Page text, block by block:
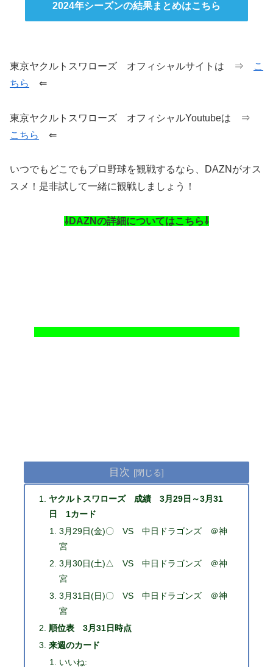
2024年シーズンの結果まとめはこちら
東京ヤクルトスワローズ オフィシャルサイトは ⇒
こ
ちら
⇐
東京ヤクルトスワローズ オフィシャルYoutubeは ⇒
こちら
⇐
いつでもどこでもプロ野球を観戦するなら、DAZNがオス
スメ！是非試して一緒に観戦しましょう！
⇩DAZNの詳細についてはこちら⇩
目次
ヤクルトスワローズ 成績 3月29日～3月31
日 1カード
3月29日(金)〇 VS 中日ドラゴンズ ＠神
宮
3月30日(土)△ VS 中日ドラゴンズ ＠神
宮
3月31日(日)〇 VS 中日ドラゴンズ ＠神
宮
順位表 3月31日時点
来週のカード
いいね: